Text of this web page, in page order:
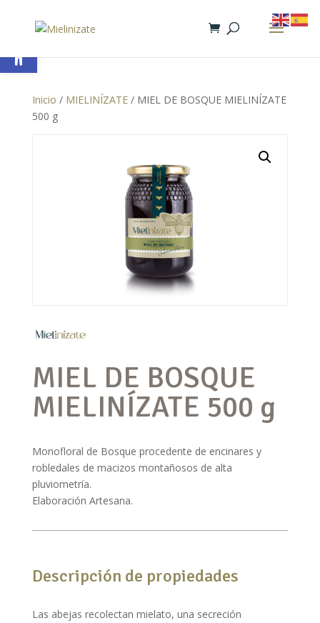
Abrir barra de herramientas
Inicio / MIELINÍZATE/ MIEL DE BOSQUE MIELINÍZATE
500 g
MIEL DE BOSQUE
MIELINÍZATE 500 g
Monofloral de Bosque procedente de encinares y
robledales de macizos montañosos de alta
pluviometría.
Elaboración Artesana.
Descripción de propiedades
Las abejas recolectan mielato, una secreción